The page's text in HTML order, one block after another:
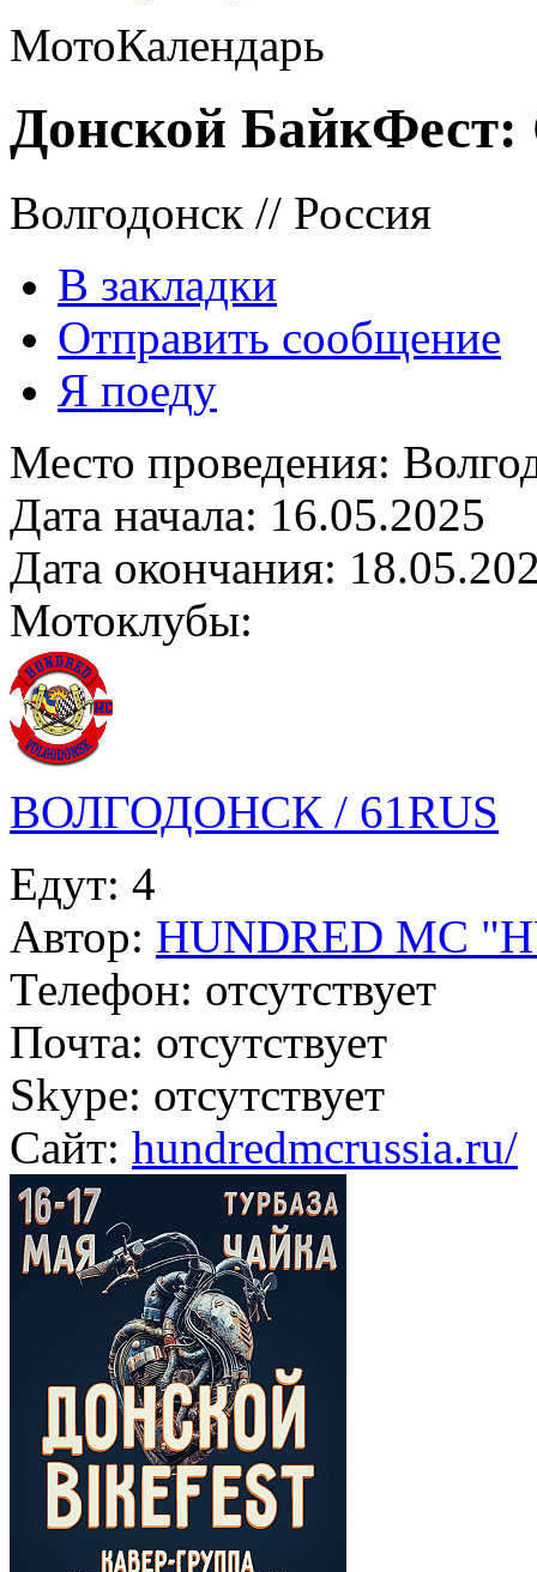
МотоКалендарь
Донской БайкФест:
Волгодонск // Россия
В закладки
Отправить сообщение
Я поеду
Место проведения:
Дата начала: 16.05.2025
Дата окончания:
Мотоклубы:
ВОЛГОДОНСК / 61RUS
Едут: 4
Автор: HUNDRED MC
Телефон: отсутствует
Почта: отсутствует
Skype: отсутствует
Сайт: hundredmcrussia.ru/